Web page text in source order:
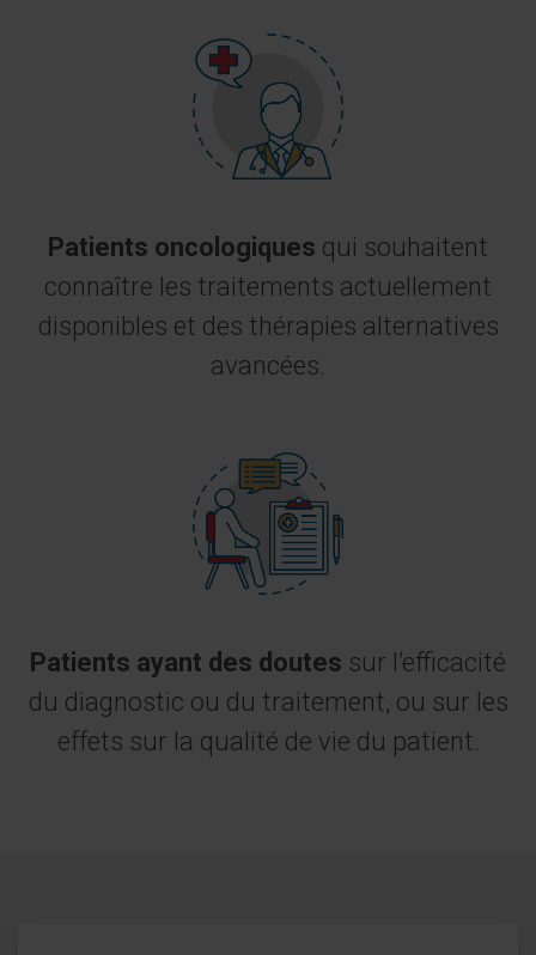
Patients oncologiques qui souhaitent
connaître les traitements actuellement
disponibles et des thérapies alternatives
avancées.
Patients ayant des doutes sur l’efficacité
du diagnostic ou du traitement, ou sur les
effets sur la qualité de vie du patient.